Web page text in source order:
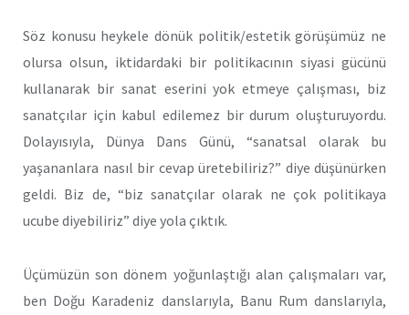
Söz konusu heykele dönük politik/estetik görüşümüz ne
olursa olsun, iktidardaki bir politikacının siyasi gücünü
kullanarak bir sanat eserini yok etmeye çalışması, biz
sanatçılar için kabul edilemez bir durum oluşturuyordu.
Dolayısıyla, Dünya Dans Günü, “sanatsal olarak bu
yaşananlara nasıl bir cevap üretebiliriz?” diye düşünürken
geldi. Biz de, “biz sanatçılar olarak ne çok politikaya
ucube diyebiliriz” diye yola çıktık.
Üçümüzün son dönem yoğunlaştığı alan çalışmaları var,
ben Doğu Karadeniz danslarıyla, Banu Rum danslarıyla,